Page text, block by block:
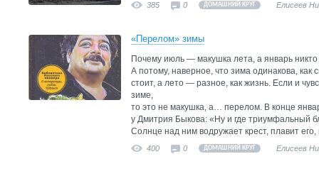
385 0 ДОМАШНИЙ КРУГ Елисеев
«Перелом» зимы
Почему июль — макушка лета, а январь
А потому, наверное, что зима одинакова, как
стоит, а лето — разное, как жизнь. Если и
зиме,
то это не макушка, а… перелом. В конце
у Дмитрия Быкова: «Ну и где триумфальный
Солнце над ним водружает крест, плавит его,
400 0 ДОМАШНИЙ КРУГ Елисеев